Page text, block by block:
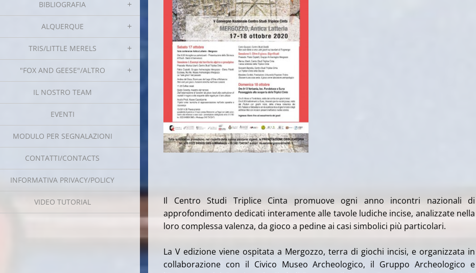
BIBLIOGRAFIA
ALQUERQUE
TRIS/LITTLE MERELS
"FOX AND GEESE"/ALTRO
IL NOSTRO TEAM
EVENTI
MODULO PER SEGNALAZIONI
CONTATTI/CONTACTS
INFORMATIVA PRIVACY/POLICY
VIDEO TUTORIAL
Il Centro Studi Triplice Cinta promuove ogni anno incontri nazionali di
approfondimento dedicati interamente alle tavole ludiche incise, analizzate nella
loro complessa valenza, da gioco a pedine ai casi simbolici più particolari.
La V edizione viene ospitata a Mergozzo, terra di giochi incisi, e organizzata in
collaborazione con il Civico Museo Archeologico, il Gruppo Archeologico e